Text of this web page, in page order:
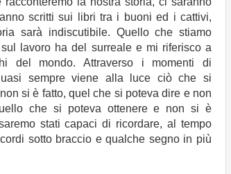
scritti sui libri tra i buoni ed i cattivi,
sarà indiscutibile. Quello che stiamo
lavoro ha del surreale e mi riferisco a
del mondo. Attraverso i momenti di
sempre viene alla luce ciò che si
si è fatto, quel che si poteva dire e non
che si poteva ottenere e non si è
stati capaci di ricordare, al tempo
sotto braccio e qualche segno in più